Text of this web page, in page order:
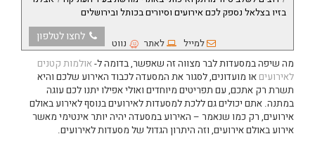
בזיו בצלאל נספק לכם אירועים וסיורים בכותל ובירושלים
למייל לאתר נווט לחצו לטלפון
מה שיפה במסעדות לבר מצווה זה שאפשר, בדומה ל-אולמות קטנים
לאירועים או מועדונים, לסגור את המסעדה לכבוד האירוע שלכם והיא
תשרת רק אתכם, עם תפריטים מיוחדים ואולי אפילו יתנו לכם עוגה
במתנה. אתם יכולים גם ללכת למסעדות לאירועים בנוסף לאירוע באולם
אירועים, רק כמו שנאמר – האירוע במסעדה יהיה יותר אינטימי מאשר
אירוע באולם אירועים, וזה היתרון הגדול של מסעדות לאירועים.